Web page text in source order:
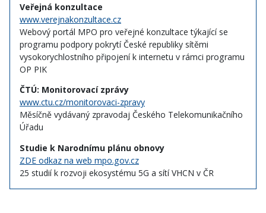
Veřejná konzultace
www.verejnakonzultace.cz
Webový portál MPO pro veřejné konzultace týkající se
programu podpory pokrytí České republiky sítěmi
vysokorychlostního připojení k internetu v rámci programu
OP PIK
ČTÚ: Monitorovací zprávy
www.ctu.cz/monitorovaci-zpravy
Měsíčně vydávaný zpravodaj Českého Telekomunikačního
Úřadu
Studie k Narodnímu plánu obnovy
ZDE odkaz na web mpo.gov.cz
25 studií k rozvoji ekosystému 5G a sítí VHCN v ČR